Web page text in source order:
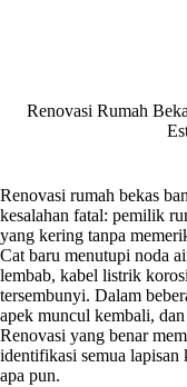
Renovasi Rumah
Renovasi rumah bekas
kesalahan fatal: pemilik
yang kering tanpa
Cat baru menutupi noda
lembab, kabel listrik
tersembunyi. Dalam
apek muncul kembali,
Renovasi yang benar
identifikasi semua lapisan
apa pun.